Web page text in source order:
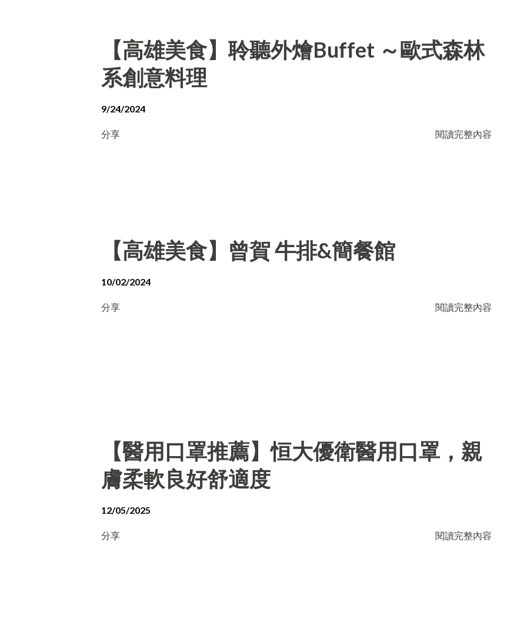
【高雄美食】聆聽外燴Buffet ～歐式森林
系創意料理
9/24/2024
分享 閱讀完整內容
【高雄美食】曾賀 牛排&簡餐館
10/02/2024
分享 閱讀完整內容
【醫用口罩推薦】恒大優衛醫用口罩，親
膚柔軟良好舒適度
12/05/2025
分享 閱讀完整內容